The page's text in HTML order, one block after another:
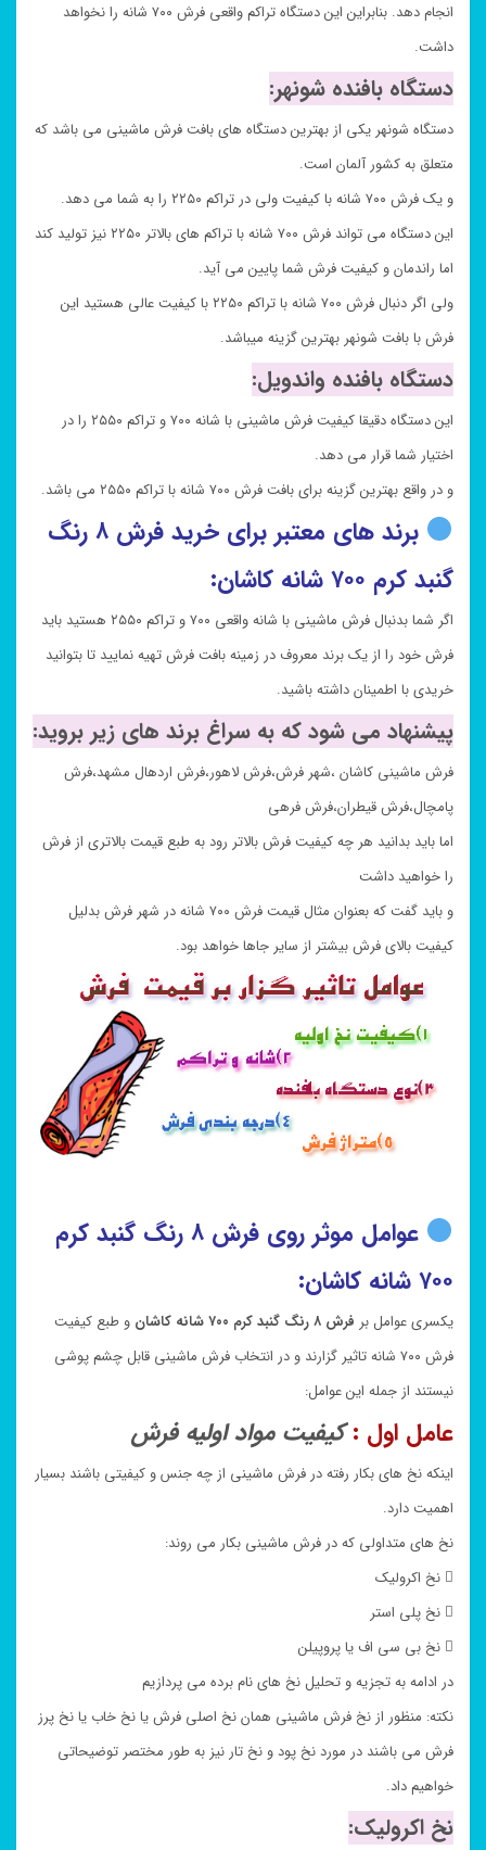
انجام دهد. بنابراین این دستگاه تراکم واقعی فرش ۷۰۰ شانه را نخواهد
داشت.
دستگاه بافنده شونهر:
دستگاه شونهر یکی از بهترین دستگاه های بافت فرش ماشینی می باشد که
متعلق به کشور آلمان است.
و یک فرش ۷۰۰ شانه با کیفیت ولی در تراکم ۲۲۵۰ را به شما می دهد.
این دستگاه می تواند فرش ۷۰۰ شانه با تراکم های بالاتر ۲۲۵۰ نیز تولید کند
اما راندمان و کیفیت فرش شما پایین می آید.
ولی اگر دنبال فرش ۷۰۰ شانه با تراکم ۲۲۵۰ با کیفیت عالی هستید این
فرش با بافت شونهر بهترین گزینه میباشد.
دستگاه بافنده واندویل:
این دستگاه دقیقا کیفیت فرش ماشینی با شانه ۷۰۰ و تراکم ۲۵۵۰ را در
اختیار شما قرار می دهد.
و در واقع بهترین گزینه برای بافت فرش ۷۰۰ شانه با تراکم ۲۵۵۰ می باشد.
برند های معتبر برای خرید فرش ۸ رنگ
گنبد کرم ۷۰۰ شانه کاشان:
اگر شما بدنبال فرش ماشینی با شانه واقعی ۷۰۰ و تراکم ۲۵۵۰ هستید باید
فرش خود را از یک برند معروف در زمینه بافت فرش تهیه نمایید تا بتوانید
خریدی با اطمینان داشته باشید.
پیشنهاد می شود که به سراغ برند های زیر بروید:
فرش ماشینی کاشان ،شهر فرش،فرش لاهور،فرش اردهال مشهد،فرش
پامچال،فرش قیطران،فرش فرهی
اما باید بدانید هر چه کیفیت فرش بالاتر رود به طبع قیمت بالاتری از فرش
را خواهید داشت
و باید گفت که بعنوان مثال قیمت فرش ۷۰۰ شانه در شهر فرش بدلیل
کیفیت بالای فرش بیشتر از سایر جاها خواهد بود.
عوامل موثر روی فرش ۸ رنگ گنبد کرم
۷۰۰ شانه کاشان:
یکسری عوامل بر فرش ۸ رنگ گنبد کرم ۷۰۰ شانه کاشان
و طبع کیفیت
فرش ۷۰۰ شانه تاثیر گزارند و در انتخاب فرش ماشینی قابل چشم پوشی
نیستند از جمله این عوامل:
عامل اول : کیفیت مواد اولیه فرش
اینکه نخ های بکار رفته در فرش ماشینی از چه جنس و کیفیتی باشند بسیار
اهمیت دارد.
نخ های متداولی که در فرش ماشینی بکار می روند:
 نخ اکرولیک
 نخ پلی استر
 نخ بی سی اف یا پروپیلن
در ادامه به تجزیه و تحلیل نخ های نام برده می پردازیم
نکته: منظور از نخ فرش ماشینی همان نخ اصلی فرش یا نخ خاب یا نخ پرز
فرش می باشند در مورد نخ پود و نخ تار نیز به طور مختصر توضیحاتی
خواهیم داد.
نخ اکرولیک: